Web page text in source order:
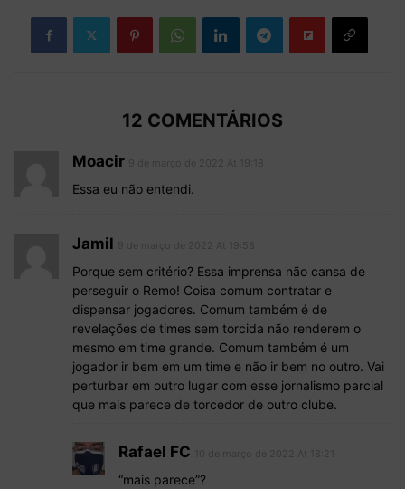
12 COMENTÁRIOS
Moacir
Essa eu não entendi.
Jamil
Porque sem critério? Essa imprensa não cansa de
perseguir o Remo! Coisa comum contratar e
dispensar jogadores. Comum também é de
revelações de times sem torcida não renderem o
mesmo em time grande. Comum também é um
jogador ir bem em um time e não ir bem no outro. Vai
perturbar em outro lugar com esse jornalismo parcial
que mais parece de torcedor de outro clube.
Rafael FC
“mais parece”?